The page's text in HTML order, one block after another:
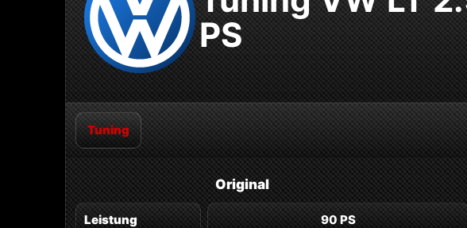
PS
Tuning
Original
Leistung 90 PS